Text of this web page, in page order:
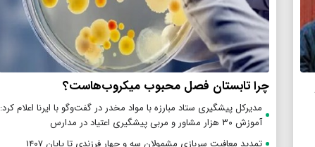
چرا تابستان فصل محبوب میکروب‌هاست؟
مدیرکل پیشگیری ستاد مبارزه با مواد مخدر در گفت‌وگو با ایرنا اعلام کرد:
آموزش ۳۰ هزار مشاور و مربی پیشگیری اعتیاد در مدارس